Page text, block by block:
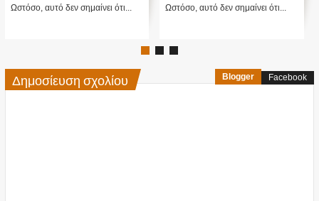
αυτό δεν σημαίνει ότι...
Ωστόσο, αυτό δεν σημαίνει ότι...
Δημοσίευση σχολίου Blogger Facebook